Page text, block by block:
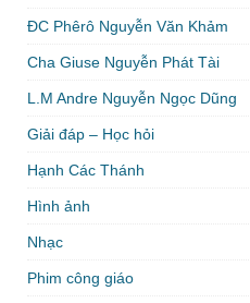
ĐC Phêrô Nguyễn Văn Khảm
Cha Giuse Nguyễn Phát Tài
L.M Andre Nguyễn Ngọc Dũng
Giải đáp – Học hỏi
Hạnh Các Thánh
Hình ảnh
Nhạc
Phim công giáo